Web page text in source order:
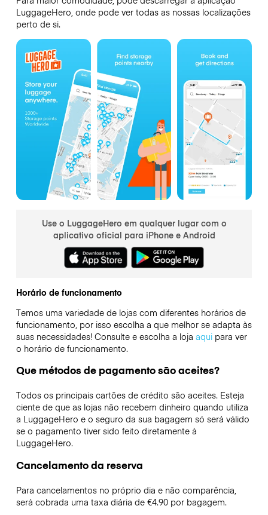
LuggageHero, onde pode ver todas as nossas localizações
perto de si.
Use o LuggageHero em qualquer lugar com o
aplicativo oficial para iPhone e Android
Horário de funcionamento
Temos uma variedade de lojas com diferentes horários de
funcionamento, por isso escolha a que melhor se adapta às
suas necessidades! Consulte e escolha a loja aquipara ver
o horário de funcionamento.
Que métodos de pagamento são aceites?
Todos os principais cartões de crédito são aceites. Esteja
ciente de que as lojas não recebem dinheiro quando utiliza
a LuggageHero e o seguro da sua bagagem só será válido
se o pagamento tiver sido feito diretamente à
LuggageHero.
Cancelamento da reserva
Para cancelamentos no próprio dia e não comparência,
será cobrada uma taxa diária de €4.90 por bagagem.